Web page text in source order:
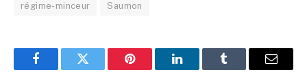
régime-minceur Saumon
FacebookTwitter Pinterest LinkedInTumblr Email